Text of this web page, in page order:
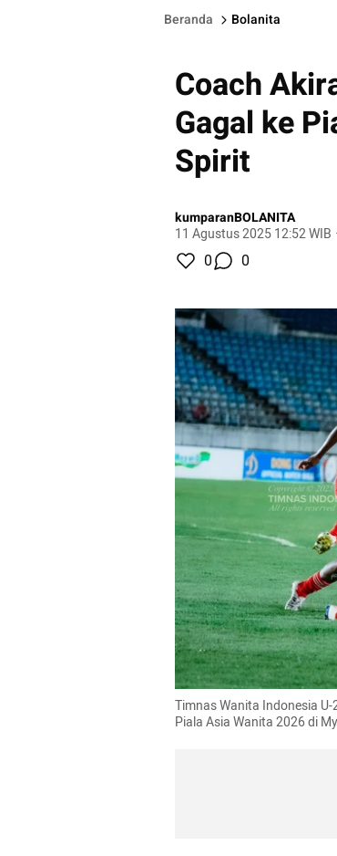
Beranda Bolanita
Coach
Gagal ke
Spirit
kumparanBOLANITA
11 Agustus 2025 12:52 WIB ·
0 0
Timnas Wanita Indonesia
Piala Asia Wanita 2026 di